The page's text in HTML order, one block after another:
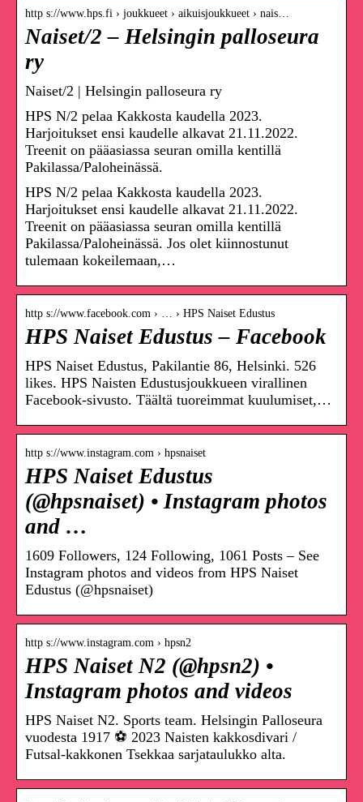
http s://www.hps.fi › joukkueet › aikuisjoukkueet › nais…
Naiset/2 – Helsingin palloseura
ry
Naiset/2 | Helsingin palloseura ry
HPS N/2 pelaa Kakkosta kaudella 2023.
Harjoitukset ensi kaudelle alkavat 21.11.2022.
Treenit on pääasiassa seuran omilla kentillä
Pakilassa/Paloheinässä.
HPS N/2 pelaa Kakkosta kaudella 2023.
Harjoitukset ensi kaudelle alkavat 21.11.2022.
Treenit on pääasiassa seuran omilla kentillä
Pakilassa/Paloheinässä. Jos olet kiinnostunut
tulemaan kokeilemaan,…
http s://www.facebook.com › … › HPS Naiset Edustus
HPS Naiset Edustus – Facebook
HPS Naiset Edustus, Pakilantie 86, Helsinki. 526
likes. HPS Naisten Edustusjoukkueen virallinen
Facebook-sivusto. Täältä tuoreimmat kuulumiset,…
http s://www.instagram.com › hpsnaiset
HPS Naiset Edustus
(@hpsnaiset) • Instagram photos
and …
1609 Followers, 124 Following, 1061 Posts – See
Instagram photos and videos from HPS Naiset
Edustus (@hpsnaiset)
http s://www.instagram.com › hpsn2
HPS Naiset N2 (@hpsn2) •
Instagram photos and videos
HPS Naiset N2. Sports team. Helsingin Palloseura
vuodesta 1917 ⚽️ 2023 Naisten kakkosdivari /
Futsal-kakkonen Tsekkaa sarjataulukko alta.